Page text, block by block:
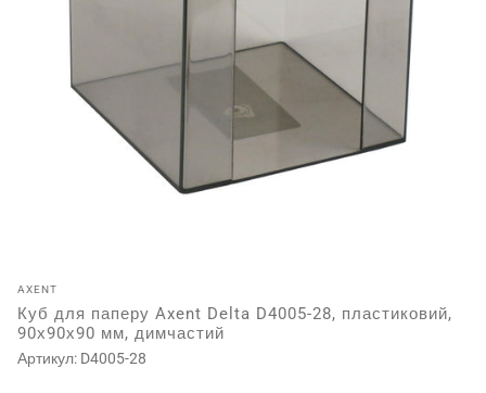
AXENT
Куб для паперу Axent Delta D4005-28, пластиковий,
90х90х90 мм, димчастий
Артикул: D4005-28